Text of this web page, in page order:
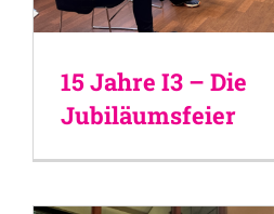
15 Jahre I3 – Die
Jubiläumsfeier